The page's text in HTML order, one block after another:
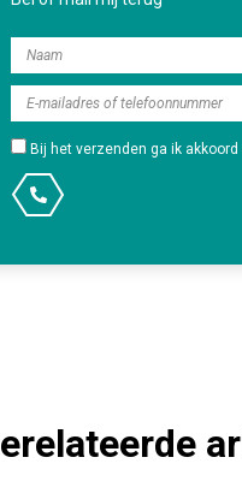
Bij het verzenden ga ik